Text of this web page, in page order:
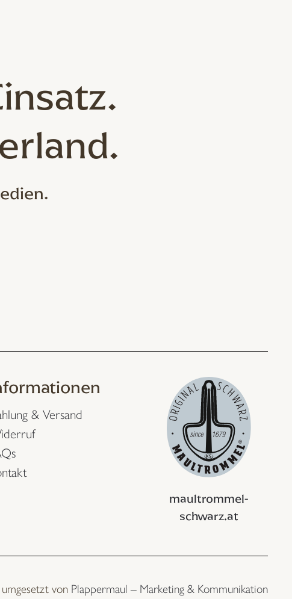
& Versand
maultrommel-
schwarz.at
umgesetzt von Plappermaul – Marketing & Kommunikation